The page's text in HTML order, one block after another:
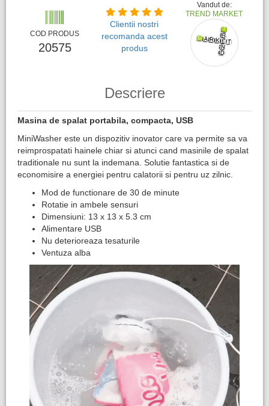
COD PRODUS
20575
Clientii nostri
recomanda acest
produs
Vandut de:
TREND MARKET
Descriere
Masina de spalat portabila, compacta, USB
MiniWasher este un dispozitiv inovator care va permite sa va
reimprospatati hainele chiar si atunci cand masinile de spalat
traditionale nu sunt la indemana. Solutie fantastica si de
economisire a energiei pentru calatorii si pentru uz zilnic.
Mod de functionare de 30 de minute
Rotatie in ambele sensuri
Dimensiuni: 13 x 13 x 5.3 cm
Alimentare USB
Nu deterioreaza tesaturile
Ventuza alba